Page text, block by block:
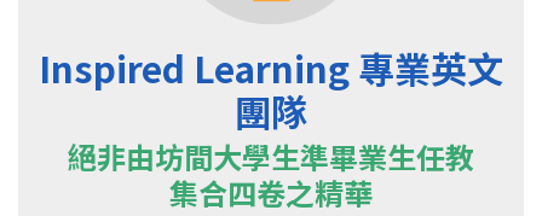
Inspired Learning 專業英文
團隊
絕非由坊間大學生準畢業生任教
集合四卷之精華